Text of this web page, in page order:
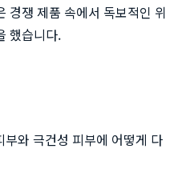
경쟁 제품 속에서 독보적인 위
했습니다.
와 극건성 피부에 어떻게 다